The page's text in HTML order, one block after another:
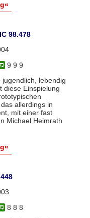
98.478
9 9 9
jugendlich, lebendig
diese Einspielung
allerdings in
mit einer fast
Michael Helmrath
8 8 8